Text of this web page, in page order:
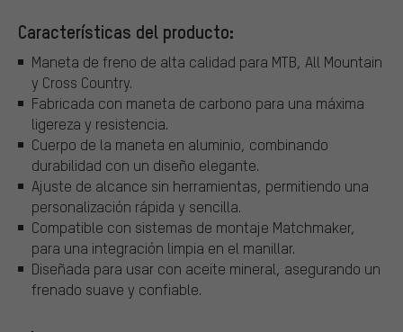
Características del producto:
Maneta de freno de alta calidad para MTB, All Mountain
y Cross Country.
Fabricada con maneta de carbono para una máxima
ligereza y resistencia.
Cuerpo de la maneta en aluminio, combinando
durabilidad con un diseño elegante.
Ajuste de alcance sin herramientas, permitiendo una
personalización rápida y sencilla.
Compatible con sistemas de montaje Matchmaker,
para una integración limpia en el manillar.
Diseñada para usar con aceite mineral, asegurando un
frenado suave y confiable.